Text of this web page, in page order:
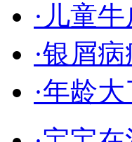
·儿童
·银屑
·年龄